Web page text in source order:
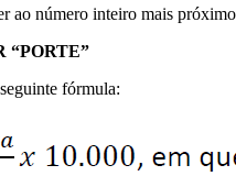
ao número inteiro mais
“PORTE”
fórmula: